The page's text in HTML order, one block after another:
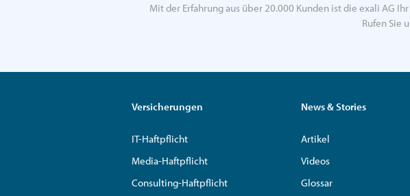
Mit der Erfahrung aus über 20.000 Kunden ist die exali AG
Rufen Sie
Versicherungen
IT-Haftpflicht
Media-Haftpflicht
Consulting-Haftpflicht
News & Stories
Artikel
Videos
Glossar